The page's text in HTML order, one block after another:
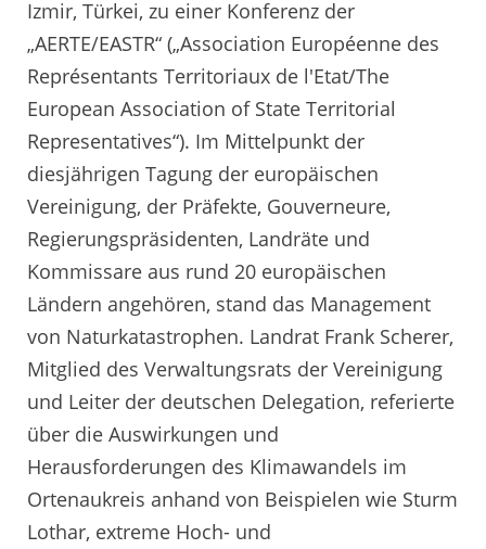
Izmir, Türkei, zu einer Konferenz der
„AERTE/EASTR“ („Association Européenne des
Représentants Territoriaux de l'Etat/The
European Association of State Territorial
Representatives“). Im Mittelpunkt der
diesjährigen Tagung der europäischen
Vereinigung, der Präfekte, Gouverneure,
Regierungspräsidenten, Landräte und
Kommissare aus rund 20 europäischen
Ländern angehören, stand das Management
von Naturkatastrophen. Landrat Frank Scherer,
Mitglied des Verwaltungsrats der Vereinigung
und Leiter der deutschen Delegation, referierte
über die Auswirkungen und
Herausforderungen des Klimawandels im
Ortenaukreis anhand von Beispielen wie Sturm
Lothar, extreme Hoch- und